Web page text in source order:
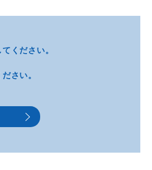
ください。
さい。